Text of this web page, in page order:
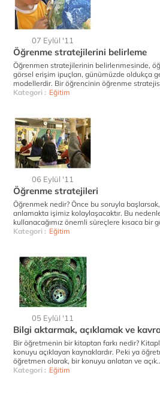
07 Eylül '11
Öğrenme stratejilerini belirleme
Öğrenmen stratejilerinin belirlenmesinde,
görsel erişim ipuçları, günümüzde oldukça
modellerdir. Bir öğrencinin öğrenme
Kategori : Eğitim
06 Eylül '11
Öğrenme stratejileri
Öğrenmek nedir? Önce bu soruyla
anlamakta işimiz kolaylaşacaktır. Bu
kullanacağımız önemli süreçlere kısaca bir
Kategori : Eğitim
05 Eylül '11
Bilgi aktarmak, açıklamak ve
Bir öğretmenin bir kitaptan farkı nedir?
konuyu açıklayan kaynaklardır. Peki ya
öğretmen olarak, bir konuyu anlatan ve açık..
Kategori : Eğitim